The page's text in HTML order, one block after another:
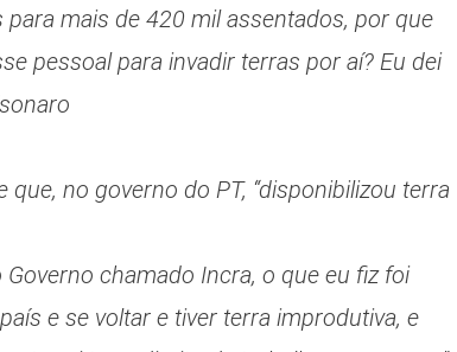
mais de 420 mil assentados, por que
pessoal para invadir terras por aí? Eu dei
no governo do PT, “disponibilizou terra
chamado Incra, o que eu fiz foi
e se voltar e tiver terra improdutiva, e